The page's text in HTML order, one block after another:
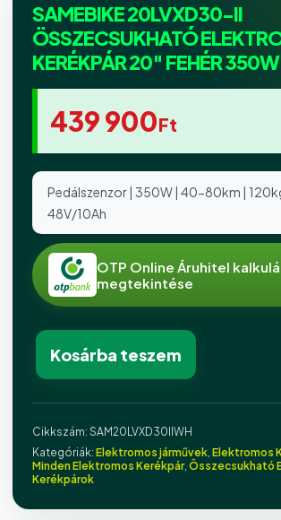
SAMEBIKE 20LVXD30-II
ÖSSZECSUKHATÓ
KERÉKPÁR 20″ FEHÉR
439 900Ft
Pedálszenzor | 350W | 40-80km |
48V/10Ah
OTP Online Áruhitel
megtekintése
Kosárba teszem
Cikkszám: SAM20LVXD30IIWH
Kategóriák: Elektromos járművek, Elektromos
Minden Elektromos Kerékpár, Összecsukható
Kerékpárok